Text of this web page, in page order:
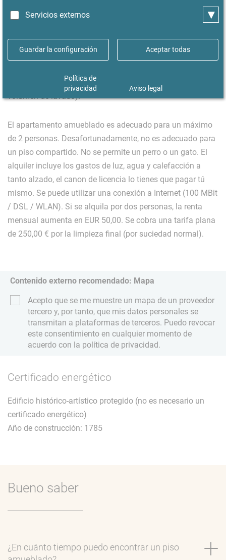
cama doble (140x200). Se proporcionan edredones
de cama. El baño también se reformó por completo en
2022 y ahora cuenta con cerámica y azulejos de baño de
suspendido y una lavadora que ahorra espacio (4 kg de
El apartamento amueblado es adecuado para un máximo
de 2 personas. Desafortunadamente, no es adecuado para
un piso compartido. No se permite un perro o un gato. El
alquiler incluye los gastos de luz, agua y calefacción a
tanto alzado, el canon de licencia lo tienes que pagar tú
mismo. Se puede utilizar una conexión a Internet (100 MBit
/ DSL / WLAN). Si se alquila por dos personas, la renta
mensual aumenta en EUR 50,00. Se cobra una tarifa plana
de 250,00 € por la limpieza final (por suciedad normal).
Contenido externo recomendado: Mapa
Acepto que se me muestre un mapa de un proveedor
tercero y, por tanto, que mis datos personales se
transmitan a plataformas de terceros. Puedo revocar
este consentimiento en cualquier momento de
acuerdo con la política de privacidad.
Certificado energético
Edificio histórico-artístico protegido (no es necesario un
certificado energético)
Año de construcción: 1785
Bueno saber
¿En cuánto tiempo puedo encontrar un piso
Servicios externos ▾
Guardar la configuración Aceptar todas
Política de
privacidad
Aviso legal